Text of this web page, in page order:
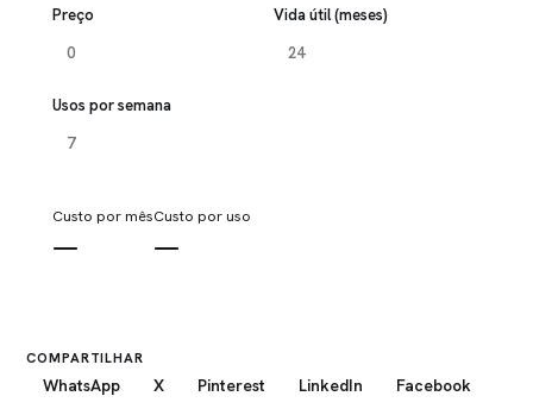
Preço Vida útil (meses)
Usos por semana
Custo por mês
—
Custo por uso
—
COMPARTILHAR
WhatsApp X Pinterest LinkedIn
Facebook